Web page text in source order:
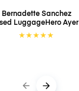
Bernadette Sanchez
LuggageHeroAyer
★★★★★